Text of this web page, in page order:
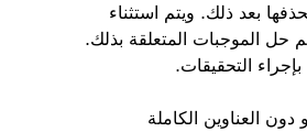
إلكترونية)، وذلك لمدة 30 أيام ثم نقوم بحذفها بعد ذلك. ويتم استثناء
حل الموجبات المتعلقة بذلك.
التحقيقات.
العناوين الكاملة